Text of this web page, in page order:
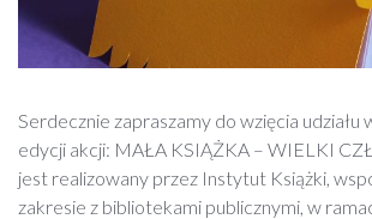
Serdecznie zapraszamy do wzięcia udziału
edycji akcji: MAŁA KSIĄŻKA – WIELKI
jest realizowany przez Instytut Książki,
zakresie z bibliotekami publicznymi, w